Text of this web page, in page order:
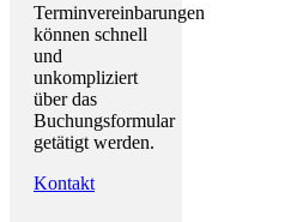
Terminvereinbarungen
können schnell
und
unkompliziert
über das
Buchungsformular
getätigt werden.
Kontakt